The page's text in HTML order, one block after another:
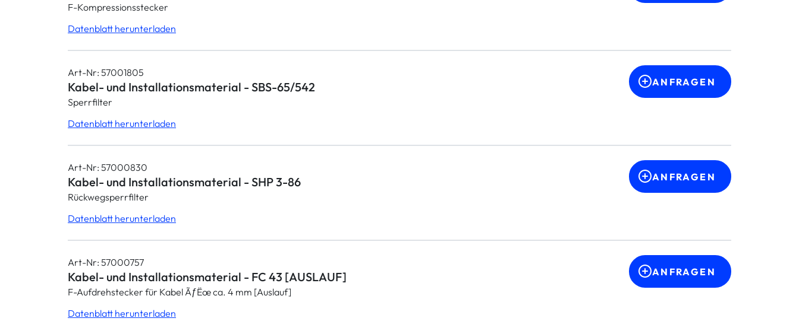
F-Kompressionsstecker
Datenblatt herunterladen
Art-Nr: 57001805
Kabel- und Installationsmaterial - SBS-65/542
Sperrfilter
Datenblatt herunterladen
ANFRAGEN
Art-Nr: 57000830
Kabel- und Installationsmaterial - SHP 3-86
Rückwegsperrfilter
Datenblatt herunterladen
ANFRAGEN
Art-Nr: 57000757
Kabel- und Installationsmaterial - FC 43 [AUSLAUF]
F-Aufdrehstecker für Kabel ÃƒËœ ca. 4 mm [Auslauf]
Datenblatt herunterladen
ANFRAGEN